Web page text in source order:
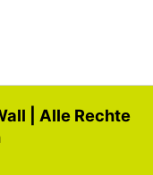
| Alle Rechte